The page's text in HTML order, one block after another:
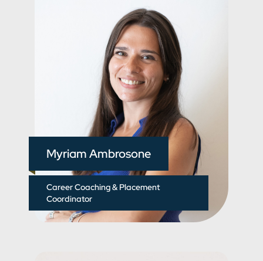
Myriam Ambrosone
Career Coaching & Placement
Coordinator